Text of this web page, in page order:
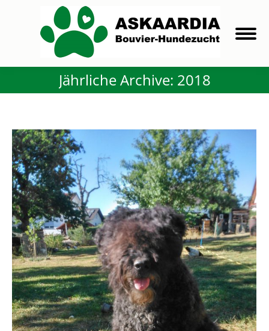
Jährliche Archive: 2018